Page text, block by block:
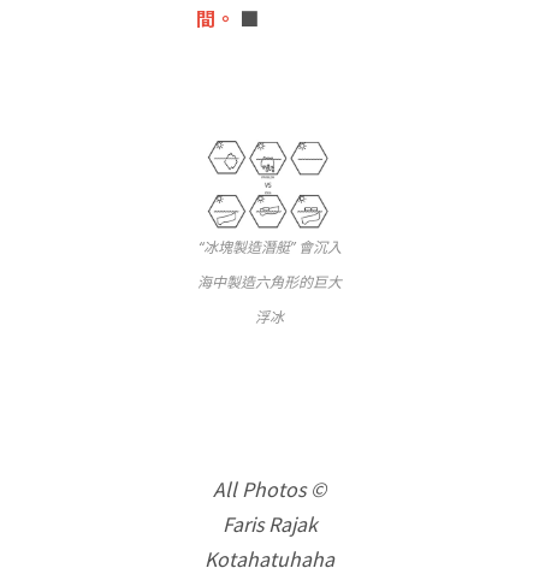
間。 ■
“冰塊製造潛艇” 會沉入
海中製造六角形的巨大
浮冰
All Photos ©
Faris Rajak
Kotahatuhaha